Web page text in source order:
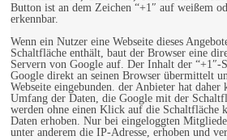
Button ist an dem Zeichen “+1″ auf weißem
erkennbar.
Wenn ein Nutzer eine Webseite dieses
Schaltfläche enthält, baut der Browser eine
Servern von Google auf. Der Inhalt der “+1″-
Google direkt an seinen Browser übermittelt
Webseite eingebunden. der Anbieter hat
Umfang der Daten, die Google mit der
werden ohne einen Klick auf die Schaltfläche
Daten erhoben. Nur bei eingeloggten
unter anderem die IP-Adresse, erhoben und